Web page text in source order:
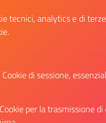
europeo sui giovani
Il link ti porterà ad
tecnici, analytics e di
Cookie di sessione,
Cookie per la trasmissione